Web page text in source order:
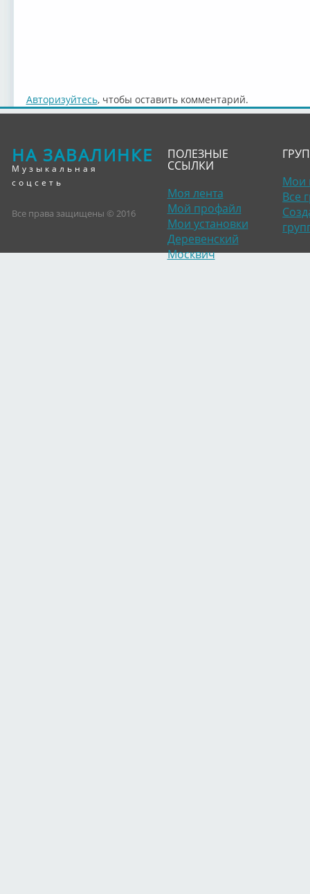
Авторизуйтесь, чтобы оставить комментарий.
НА ЗАВАЛИНКЕ
Музыкальная
соцсеть
Все права защищены © 2016
ПОЛЕЗНЫЕ
ССЫЛКИ
Моя лента
Мой профайл
Мои установки
Деревенский
Москвич
Мои
Все